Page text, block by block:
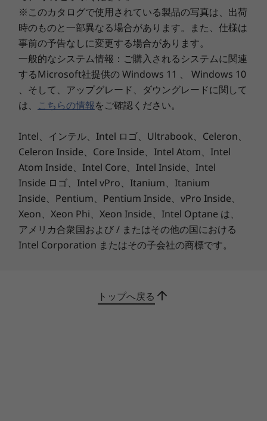
精細な映像とクリアなサウンド
画面占有率85%のスリムなベゼルに、精細なLED
バックライト付き 14.0型 FHD TNまたは14.0型
FHD IPS液晶（1920x1080）を搭載。またカメラ
はスライド式のプライバシーシャッター付きで、
カメラを使用しない時は物理的にカメラが映らな
いようにすることができます。スピーカーは、
楽しめます。
2024年3月19日
Lenovo IdeaPad Slim 170（82R30080JP/82R30081JP）
2023年5月30日
Lenovo IdeaPad Slim 170 (82VF007CJP/82VF007BJP)
2022年12月6日
Lenovo IdeaPad Slim 170
(82VF0023JP/82VF0024JP/82VF004WJP/82VF004UJP)
2022年10月18日
2022年5月24日
Lenovo IdeaPad Slim 170 (82R3001NJP/82R3001MJP)
※このカタログで使用されている製品の写真は、出荷
時のものと一部異なる場合があります。また、仕様は
事前の予告なしに変更する場合があります。
一般的なシステム情報：ご購入されるシステムに関連
するMicrosoft社提供の Windows 11 、 Windows 10
、そして、アップグレード、ダウングレードに関して
は、 こちらの情報をご確認ください。
Intel、インテル、Intel ロゴ、Ultrabook、Celeron、
Celeron Inside、Core Inside、Intel Atom、Intel
Atom Inside、Intel Core、Intel Inside、Intel
Inside ロゴ、Intel vPro、Itanium、Itanium
Inside、Pentium、Pentium Inside、vPro Inside、
Xeon、Xeon Phi、Xeon Inside、Intel Optane は、
アメリカ合衆国および / またはその他の国における
Intel Corporation またはその子会社の商標です。
トップへ戻る